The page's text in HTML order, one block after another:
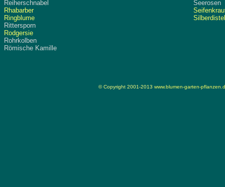
Reiherschnabel
Rhabarber
Ringblume
Rittersporn
Rodgersie
Rohrkolben
Römische Kamille
Seerosen
© Copyright 2001-2013 www.blumen-garten-